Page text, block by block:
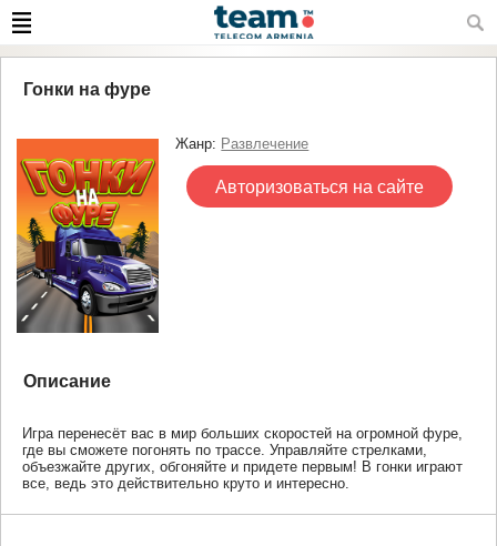
Гонки на фуре
Жанр: Развлечение
Авторизоваться на сайте
Описание
Игра перенесёт вас в мир больших скоростей на огромной фуре,
где вы сможете погонять по трассе. Управляйте стрелками,
объезжайте других, обгоняйте и придете первым! В гонки играют
все, ведь это действительно круто и интересно.